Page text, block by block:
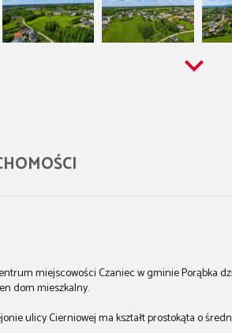
miejscowości Czaniec w gminie Porąbka
dom mieszkalny.
ulicy Cierniowej ma kształt prostokąta o